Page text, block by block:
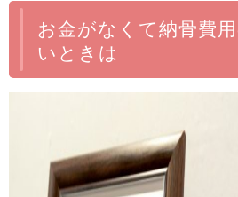
お金がなくて納骨費
いときは